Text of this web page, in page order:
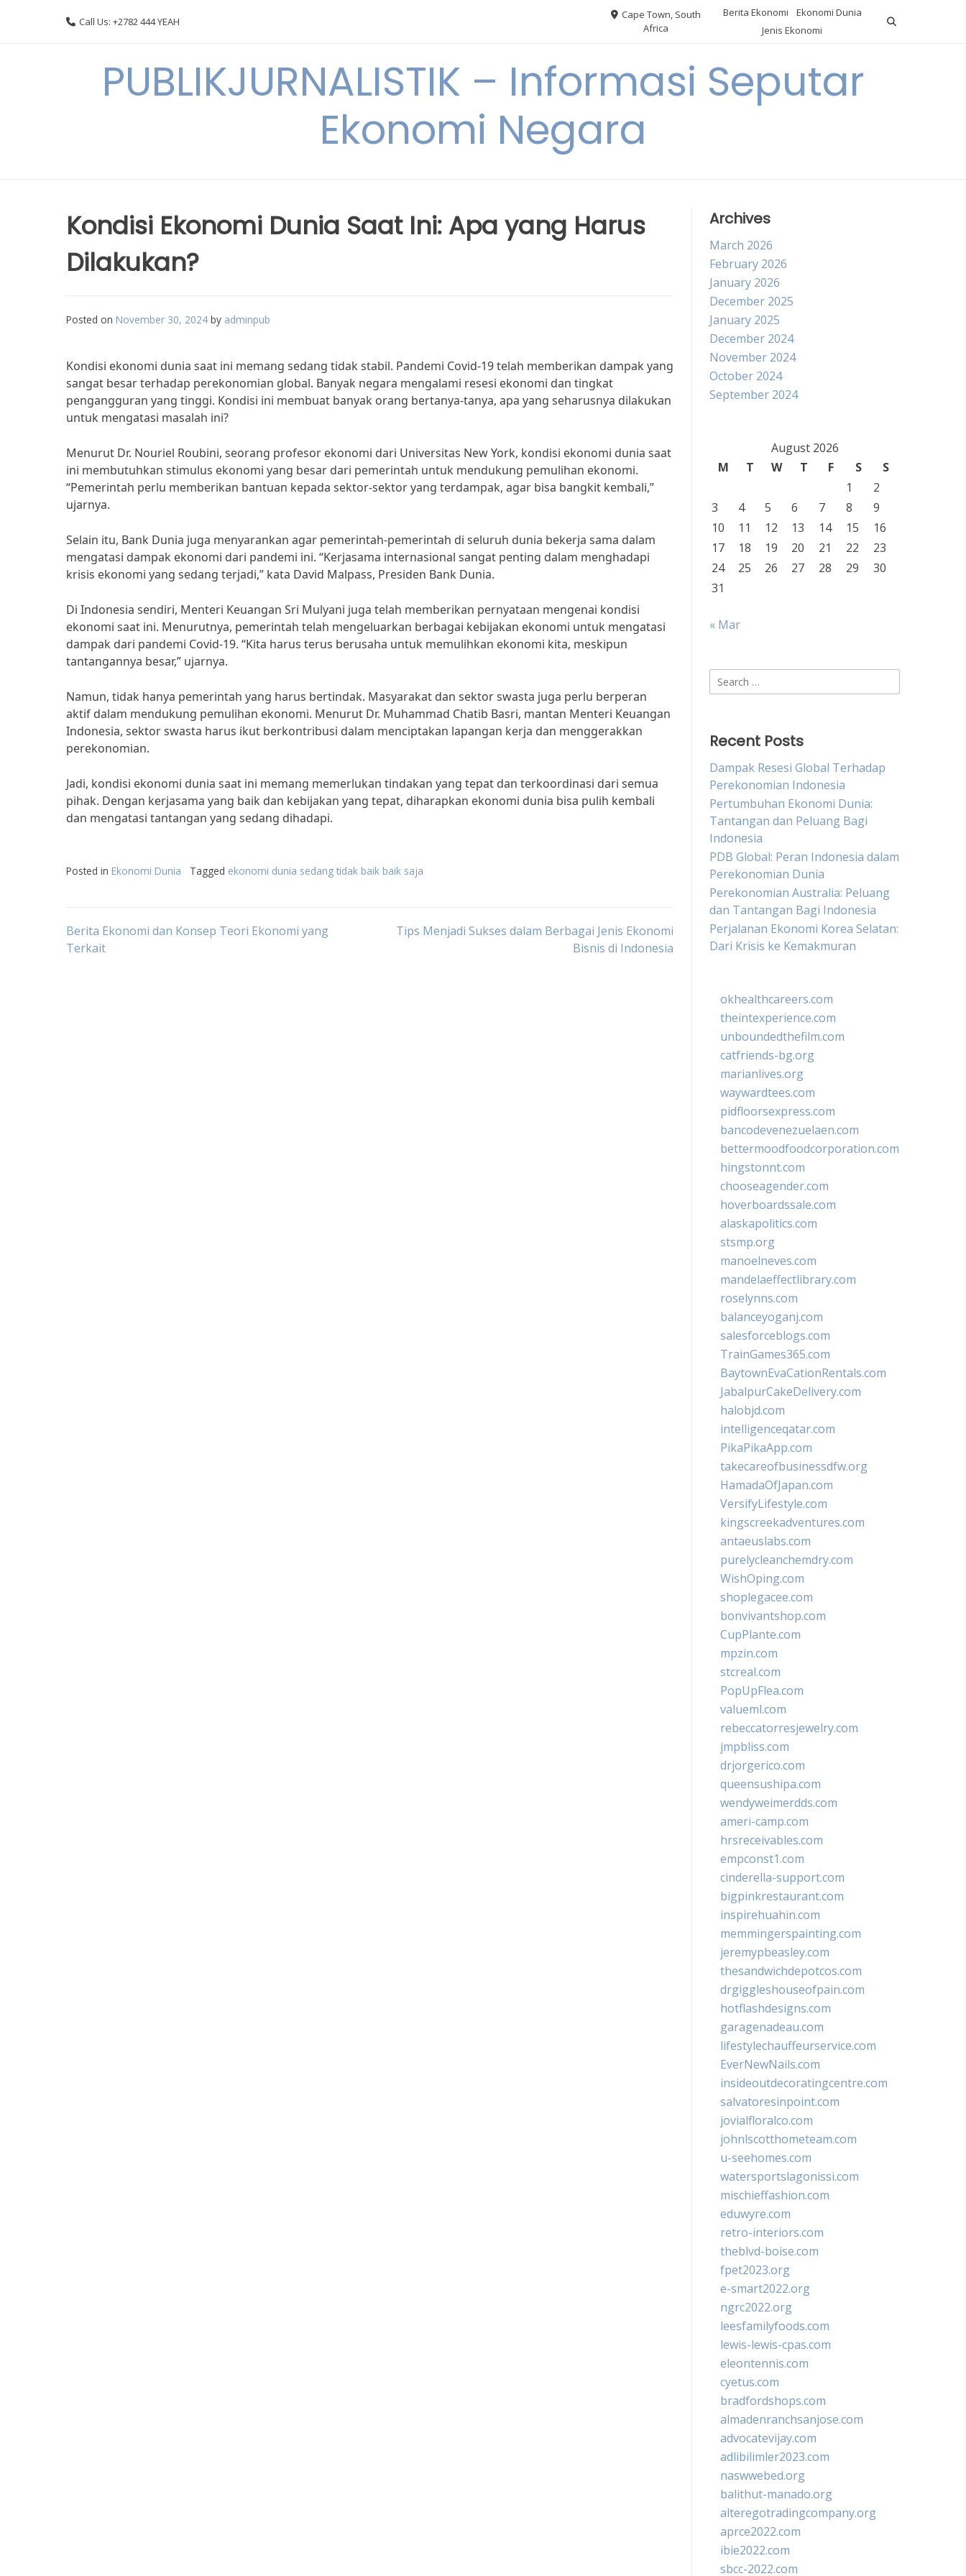
Call Us: +2782 444 YEAH
Cape Town, South
Africa
Berita Ekonomi
Ekonomi Dunia
Jenis Ekonomi
PUBLIKJURNALISTIK – Informasi Seputar
Ekonomi Negara
Kondisi Ekonomi Dunia Saat Ini: Apa yang Harus
Dilakukan?
Posted on November 30, 2024 by adminpub
Kondisi ekonomi dunia saat ini memang sedang tidak stabil. Pandemi Covid-19 telah memberikan dampak yang
sangat besar terhadap perekonomian global. Banyak negara mengalami resesi ekonomi dan tingkat
pengangguran yang tinggi. Kondisi ini membuat banyak orang bertanya-tanya, apa yang seharusnya dilakukan
untuk mengatasi masalah ini?
Menurut Dr. Nouriel Roubini, seorang profesor ekonomi dari Universitas New York, kondisi ekonomi dunia saat
ini membutuhkan stimulus ekonomi yang besar dari pemerintah untuk mendukung pemulihan ekonomi.
“Pemerintah perlu memberikan bantuan kepada sektor-sektor yang terdampak, agar bisa bangkit kembali,”
ujarnya.
Selain itu, Bank Dunia juga menyarankan agar pemerintah-pemerintah di seluruh dunia bekerja sama dalam
mengatasi dampak ekonomi dari pandemi ini. “Kerjasama internasional sangat penting dalam menghadapi
krisis ekonomi yang sedang terjadi,” kata David Malpass, Presiden Bank Dunia.
Di Indonesia sendiri, Menteri Keuangan Sri Mulyani juga telah memberikan pernyataan mengenai kondisi
ekonomi saat ini. Menurutnya, pemerintah telah mengeluarkan berbagai kebijakan ekonomi untuk mengatasi
dampak dari pandemi Covid-19. “Kita harus terus berusaha untuk memulihkan ekonomi kita, meskipun
tantangannya besar,” ujarnya.
Namun, tidak hanya pemerintah yang harus bertindak. Masyarakat dan sektor swasta juga perlu berperan
aktif dalam mendukung pemulihan ekonomi. Menurut Dr. Muhammad Chatib Basri, mantan Menteri Keuangan
Indonesia, sektor swasta harus ikut berkontribusi dalam menciptakan lapangan kerja dan menggerakkan
perekonomian.
Jadi, kondisi ekonomi dunia saat ini memang memerlukan tindakan yang tepat dan terkoordinasi dari semua
pihak. Dengan kerjasama yang baik dan kebijakan yang tepat, diharapkan ekonomi dunia bisa pulih kembali
dan mengatasi tantangan yang sedang dihadapi.
Posted in Ekonomi Dunia Tagged ekonomi dunia sedang tidak baik baik saja
Post
Berita Ekonomi dan Konsep Teori Ekonomi yang
Terkait
Tips Menjadi Sukses dalam Berbagai Jenis Ekonomi
Bisnis di Indonesia
Archives
March 2026
February 2026
January 2026
December 2025
January 2025
December 2024
November 2024
October 2024
September 2024
August 2026
M
T W T F S
S
1
2
3
4 5 6 7 8
9
10
11 12 13 14 15
16
17
18 19 20 21 22
23
24
25 26 27 28 29
30
31
« Mar
Search
for:
Recent Posts
Dampak Resesi Global Terhadap
Perekonomian Indonesia
Pertumbuhan Ekonomi Dunia:
Tantangan dan Peluang Bagi
Indonesia
PDB Global: Peran Indonesia dalam
Perekonomian Dunia
Perekonomian Australia: Peluang
dan Tantangan Bagi Indonesia
Perjalanan Ekonomi Korea Selatan:
Dari Krisis ke Kemakmuran
okhealthcareers.com
theintexperience.com
unboundedthefilm.com
catfriends-bg.org
marianlives.org
waywardtees.com
pidfloorsexpress.com
bancodevenezuelaen.com
bettermoodfoodcorporation.com
hingstonnt.com
chooseagender.com
hoverboardssale.com
alaskapolitics.com
stsmp.org
manoelneves.com
mandelaeffectlibrary.com
roselynns.com
balanceyoganj.com
salesforceblogs.com
TrainGames365.com
BaytownEvaCationRentals.com
JabalpurCakeDelivery.com
halobjd.com
intelligenceqatar.com
PikaPikaApp.com
takecareofbusinessdfw.org
HamadaOfJapan.com
VersifyLifestyle.com
kingscreekadventures.com
antaeuslabs.com
purelycleanchemdry.com
WishOping.com
shoplegacee.com
bonvivantshop.com
CupPlante.com
mpzin.com
stcreal.com
PopUpFlea.com
valueml.com
rebeccatorresjewelry.com
jmpbliss.com
drjorgerico.com
queensushipa.com
wendyweimerdds.com
ameri-camp.com
hrsreceivables.com
empconst1.com
cinderella-support.com
bigpinkrestaurant.com
inspirehuahin.com
memmingerspainting.com
jeremypbeasley.com
thesandwichdepotcos.com
drgiggleshouseofpain.com
hotflashdesigns.com
garagenadeau.com
lifestylechauffeurservice.com
EverNewNails.com
insideoutdecoratingcentre.com
salvatoresinpoint.com
jovialfloralco.com
johnlscotthometeam.com
u-seehomes.com
watersportslagonissi.com
mischieffashion.com
eduwyre.com
retro-interiors.com
theblvd-boise.com
fpet2023.org
e-smart2022.org
ngrc2022.org
leesfamilyfoods.com
lewis-lewis-cpas.com
eleontennis.com
cyetus.com
bradfordshops.com
almadenranchsanjose.com
advocatevijay.com
adlibilimler2023.com
naswwebed.org
balithut-manado.org
alteregotradingcompany.org
aprce2022.com
ibie2022.com
sbcc-2022.com